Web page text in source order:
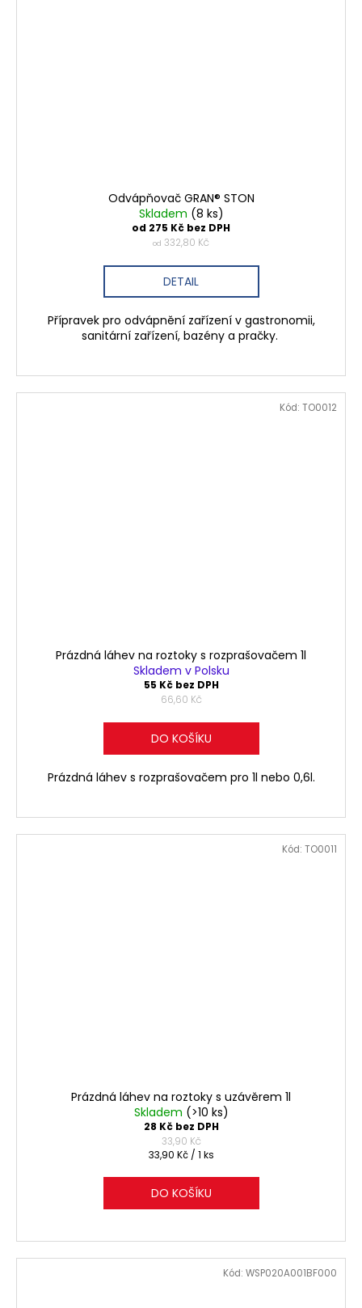
Odvápňovač GRAN® STON
Skladem (8 ks)
od 275 Kč bez DPH
od 332,80 Kč
DETAIL
Přípravek pro odvápnění zařízení v gastronomii,
sanitární zařízení, bazény a pračky.
Prázdná láhev na roztoky s rozprašovačem 1l
Skladem v Polsku
55 Kč bez DPH
66,60 Kč
DO KOŠÍKU
Prázdná láhev s rozprašovačem pro 1l nebo 0,6l.
Kód: TO0012
Prázdná láhev na roztoky s uzávěrem 1l
Skladem (>10 ks)
28 Kč bez DPH
33,90 Kč
Měrná
33,90 Kč / 1 ks
DO KOŠÍKU
Kód: TO0011
Kód: WSP020A001BF000